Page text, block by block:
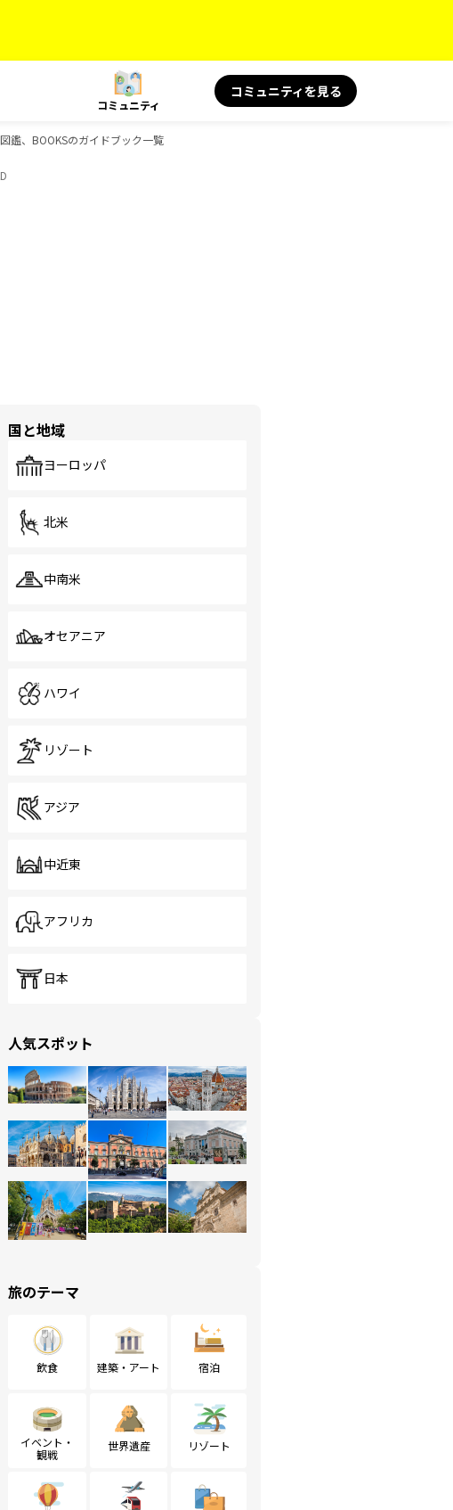
コミュニティ
コミュニティを見る
鑑、BOOKSのガイドブック一覧
国と地域
ヨーロッパ
北米
中南米
オセアニア
ハワイ
リゾート
アジア
中近東
アフリカ
日本
人気スポット
旅のテーマ
飲食 建築・アート 宿泊
イベント・
観戦
世界遺産 リゾート